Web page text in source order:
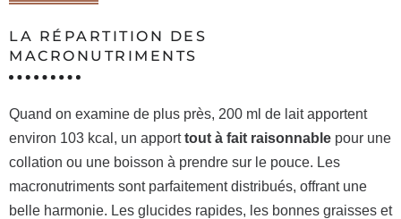
LA RÉPARTITION DES
MACRONUTRIMENTS
Quand on examine de plus près, 200 ml de lait apportent
environ 103 kcal, un apporttout à fait raisonnable pour une
collation ou une boisson à prendre sur le pouce. Les
macronutriments sont parfaitement distribués, offrant une
belle harmonie. Les glucides rapides, les bonnes graisses et